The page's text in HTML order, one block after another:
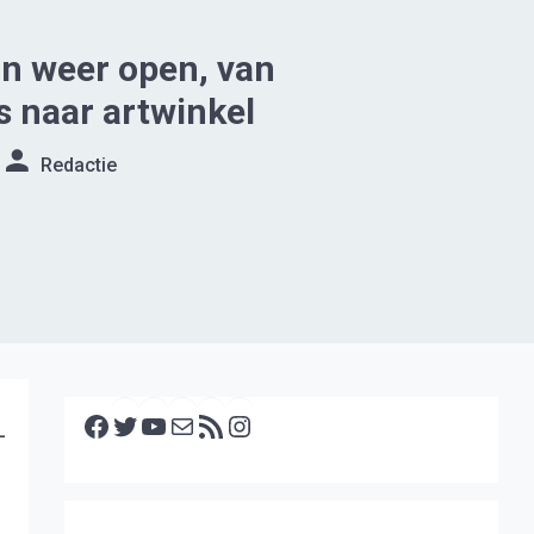
weer open, van
naar artwinkel
Redactie
Facebook Twitter YouTube E-mail RSS feed